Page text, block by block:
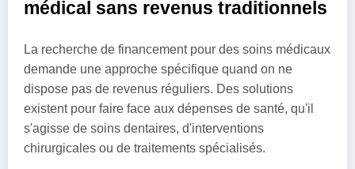
médical sans revenus traditionnels
La recherche de financement pour des soins médicaux
demande une approche spécifique quand on ne
dispose pas de revenus réguliers. Des solutions
existent pour faire face aux dépenses de santé, qu'il
s'agisse de soins dentaires, d'interventions
chirurgicales ou de traitements spécialisés.